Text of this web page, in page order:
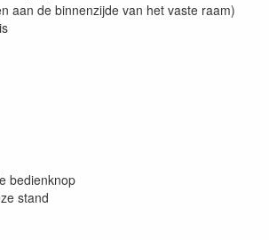
aan de binnenzijde van het vaste raam)
bedienknop
stand